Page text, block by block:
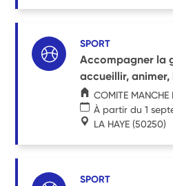
SPORT
Accompagner la
accueillir, animer,
COMITE MANCHE
À partir du 1
LA HAYE (50250)
SPORT